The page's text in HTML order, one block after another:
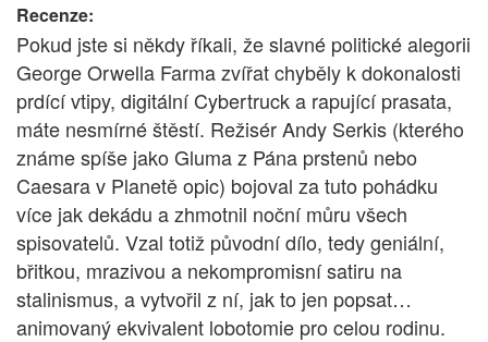
Recenze:
Pokud jste si někdy říkali, že slavné politické alegorii
George Orwella Farma zvířat chyběly k dokonalosti
prdící vtipy, digitální Cybertruck a rapující prasata,
máte nesmírné štěstí. Režisér Andy Serkis (kterého
známe spíše jako Gluma z Pána prstenů nebo
Caesara v Planetě opic) bojoval za tuto pohádku
více jak dekádu a zhmotnil noční můru všech
spisovatelů. Vzal totiž původní dílo, tedy geniální,
břitkou, mrazivou a nekompromisní satiru na
stalinismus, a vytvořil z ní, jak to jen popsat…
animovaný ekvivalent lobotomie pro celou rodinu.